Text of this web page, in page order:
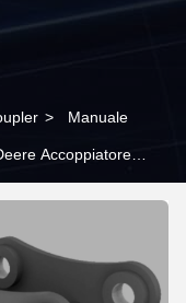
> Manuale
Accoppiatore